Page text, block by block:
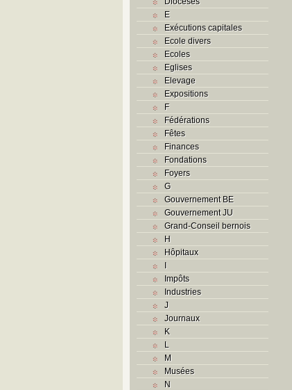
E
Exécutions capitales
Ecole divers
Ecoles
Eglises
Elevage
Expositions
F
Fédérations
Fêtes
Finances
Fondations
Foyers
G
Gouvernement BE
Gouvernement JU
Grand-Conseil bernois
H
Hôpitaux
I
Impôts
Industries
J
Journaux
K
L
M
Musées
N